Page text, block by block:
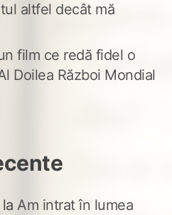
altfel decât mă
film ce redă fidel o
Doilea Război Mondial
Am intrat în lumea